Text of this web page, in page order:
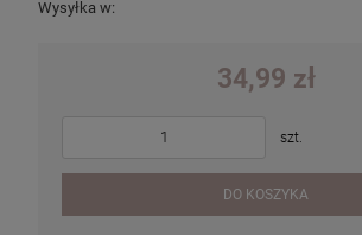
Wysyłka w:
34,99 zł
szt.
DO KOSZYKA